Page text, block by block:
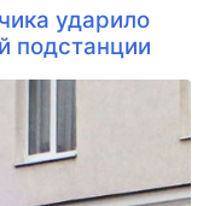
ударило
подстанции